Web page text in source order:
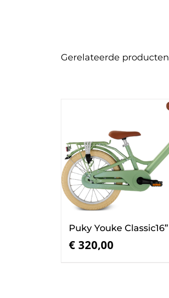
Gerelateerde producten
Puky Youke Classic16”
€ 320,00